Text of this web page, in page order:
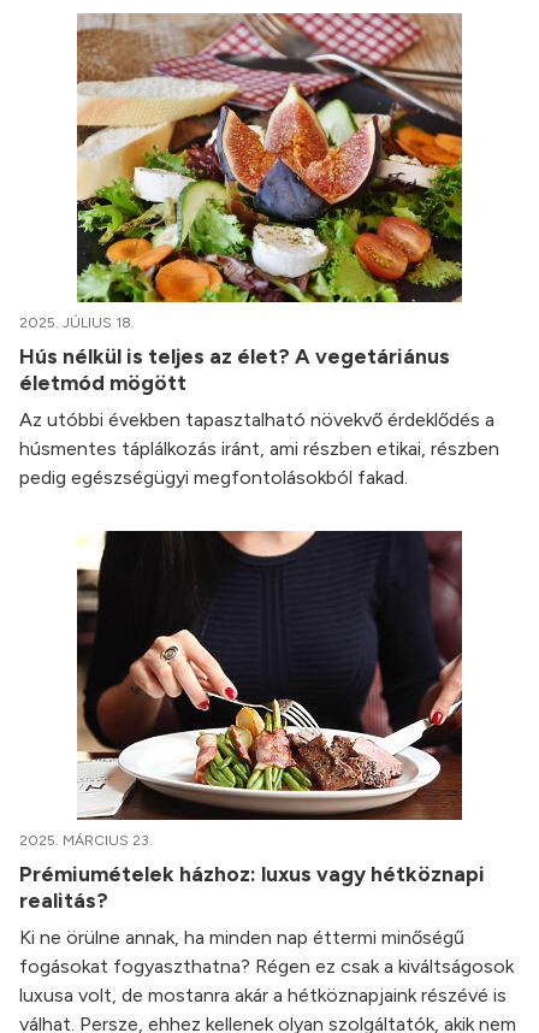
2025. JÚLIUS 18.
Hús nélkül is teljes az élet? A vegetáriánus
életmód mögött
Az utóbbi években tapasztalható növekvő érdeklődés a
húsmentes táplálkozás iránt, ami részben etikai, részben
pedig egészségügyi megfontolásokból fakad.
2025. MÁRCIUS 23.
Prémiumételek házhoz: luxus vagy hétköznapi
realitás?
Ki ne örülne annak, ha minden nap éttermi minőségű
fogásokat fogyaszthatna? Régen ez csak a kiváltságosok
luxusa volt, de mostanra akár a hétköznapjaink részévé is
válhat. Persze, ehhez kellenek olyan szolgáltatók, akik nem